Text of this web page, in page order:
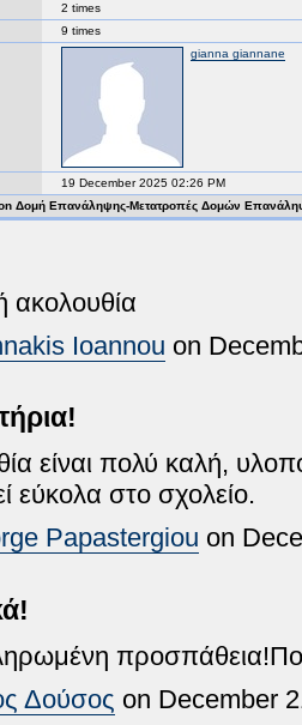
2 times
9 times
gianna giannane
19 December 2025 02:26 PM
Δομή Επανάληψης-Μετατροπές Δομών
ακολουθία
Ioannou on
είναι πολύ καλή,
εύκολα στο σχολείο.
Papastergiou on
Δούσος on December